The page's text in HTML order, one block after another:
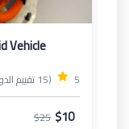
Vehicle
5 (15 تقييم الدورة)
$10
$25